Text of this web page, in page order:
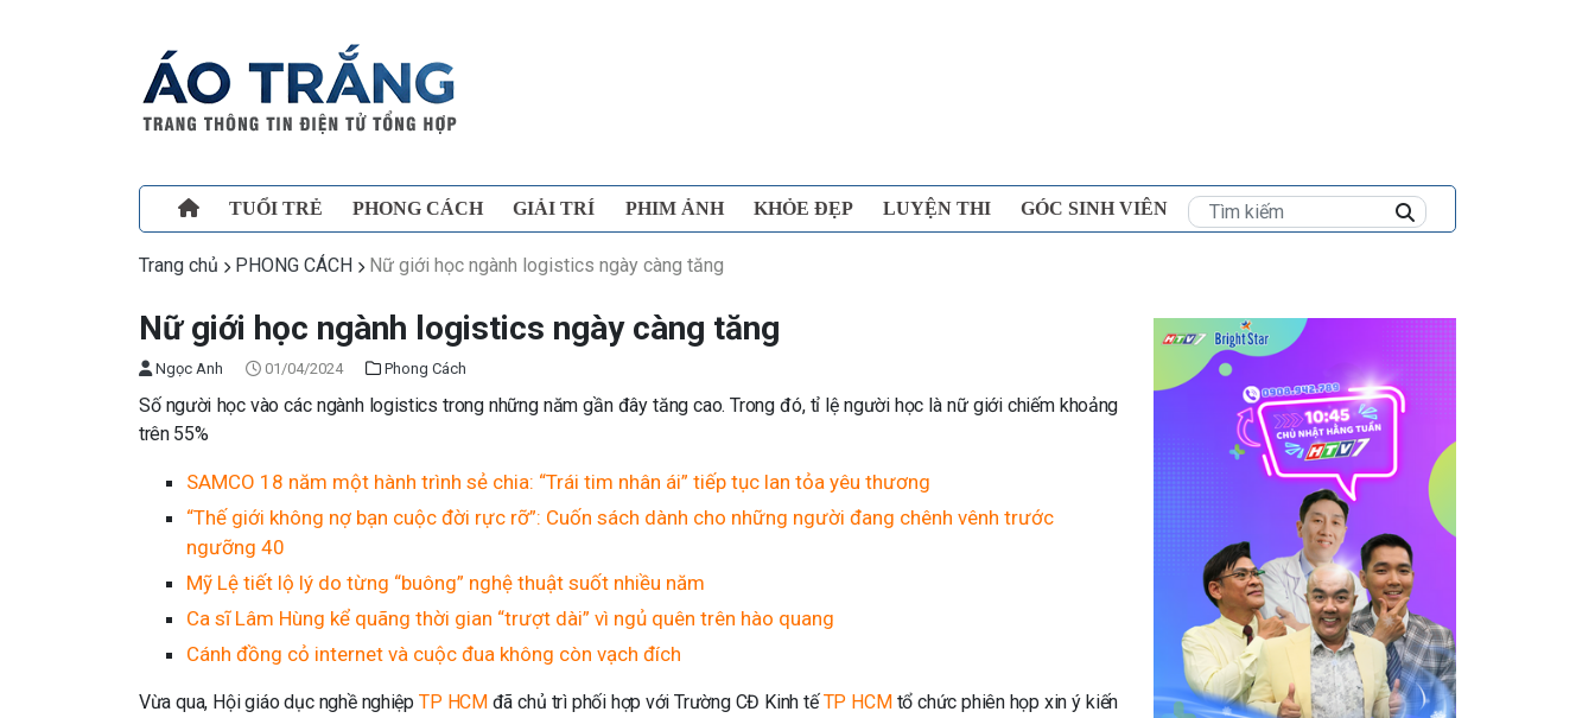
TUỔI TRẺ PHONG CÁCH GIẢI TRÍ PHIM ẢNH KHỎE ĐẸP LUYỆN THI GÓC SINH VIÊN
Trang chủ PHONG CÁCH Nữ giới học ngành logistics ngày càng tăng
Nữ giới học ngành logistics ngày càng tăng
Ngọc Anh 01/04/2024 Phong Cách
Số người học vào các ngành logistics trong những năm gần đây tăng cao. Trong đó, tỉ lệ người học là nữ giới chiếm khoảng
trên 55%
SAMCO 18 năm một hành trình sẻ chia: “Trái tim nhân ái” tiếp tục lan tỏa yêu thương
“Thế giới không nợ bạn cuộc đời rực rỡ”: Cuốn sách dành cho những người đang chênh vênh trước
ngưỡng 40
Mỹ Lệ tiết lộ lý do từng “buông” nghệ thuật suốt nhiều năm
Ca sĩ Lâm Hùng kể quãng thời gian “trượt dài” vì ngủ quên trên hào quang
Cánh đồng cỏ internet và cuộc đua không còn vạch đích
Vừa qua, Hội giáo dục nghề nghiệp TP HCMđã chủ trì phối hợp với Trường CĐ Kinh tếTP HCMtổ chức phiên họp xin ý kiến